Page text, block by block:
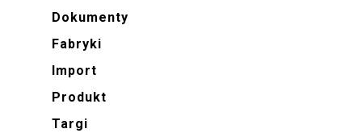
Dokumenty
Fabryki
Import
Produkt
Targi